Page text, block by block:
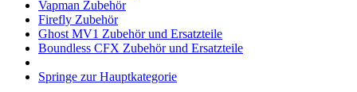
Vapman Zubehör
Firefly Zubehör
Ghost MV1 Zubehör und Ersatzteile
Boundless CFX Zubehör und Ersatzteile
Springe zur Hauptkategorie